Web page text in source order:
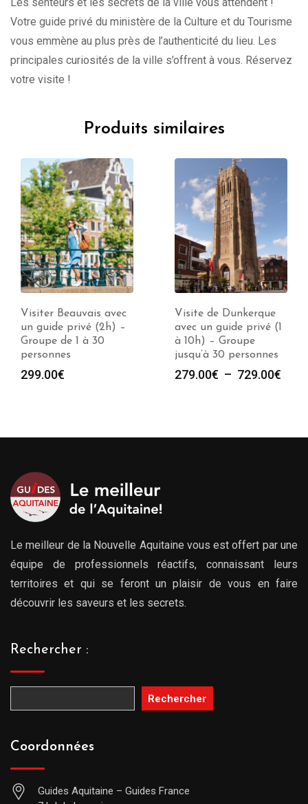
Votre guide privé du ministère de la Culture et du Tourisme
vous emmène au plus près de l’authenticité du lieu. Les
principales curiosités de la ville s’offrent à vous. Réservez
votre visite !
Produits similaires
Visite de Dunkerque
avec un guide privé (1
à 10h) – Groupe
jusqu’à 30 personnes
279.00€
à
Visiter Cambrai avec
un guide privé (2h) –
Groupe de 1 à 30
personnes
299.00€
Le meilleur de la Nouvelle Aquitaine vous est offert par une
équipe de professionnels réactifs, connaissant leurs
territoires et qui se feront un plaisir de vous en faire
découvrir les saveurs et les secrets.
Rechercher :
Rechercher
Coordonnées
Guides Aquitaine – Guides France